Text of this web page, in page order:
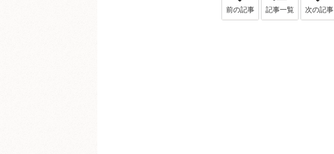
前の記事 記事一覧 次の記事